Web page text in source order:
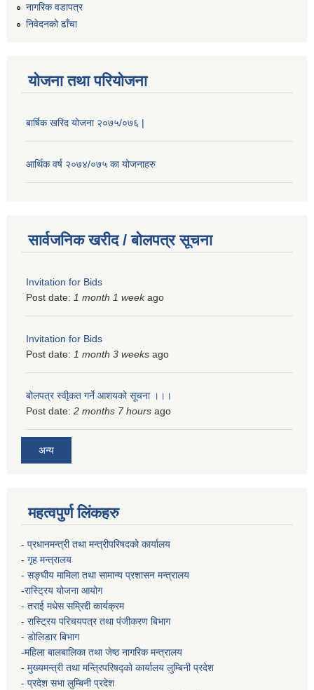
नागरिक वडापत्र
निवेदनको ढाँचा
योजना तथा परियोजना
बार्षिक खरिद योजना २०७५/०७६ |
आर्थिक वर्ष २०७४/०७५ का योजनाहरु
सार्वजनिक खरीद / बोलपत्र सूचना
Invitation for Bids
Post date: 1 month 1 weekago
Invitation for Bids
Post date: 1 month 3 weeks ago
बोलपत्र स्वीृकत गर्ने आशयको सूचना ।।।
Post date: 2 months 7 hours ago
अन्य
महत्वपुर्ण लिंकहरु
- प्रधानमन्त्री तथा मन्त्रीपरिषदको कार्यालय
- गृह मन्त्रालय
- सङ्घीय मामिला तथा सामान्य प्रशासन मन्त्रालय
-रास्ट्रिय योजना आयोग
- तराई मधेस सम्रिद्दी कार्यक्रम
- रास्ट्रिय परिचयपत्र तथा पंजीकरण बिभाग
- डोलिडार बिभाग
-महिला बालबालिका तथा जेष्ठ नागरिक मन्त्रालय
- मुख्यमन्त्री तथा मन्त्रिपरिषद्को कार्यालय लुम्बिनी प्रदेश
- प्रदेश सभा लुम्बिनी प्रदेश